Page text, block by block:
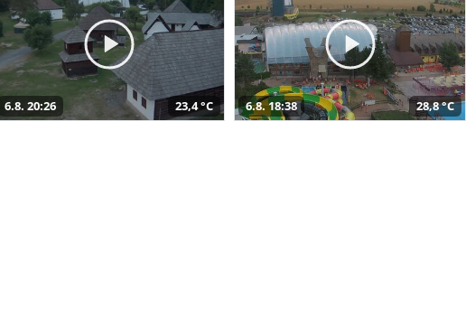
6.8. 20:26 23,4 °C 6.8. 18:38 28,8 °C